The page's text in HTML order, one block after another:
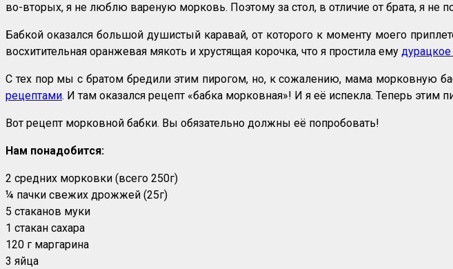
во-вторых, я не люблю вареную морковь. Поэтому за стол, в отличие от брата, я не
Бабкой оказался большой душистый каравай, от которого к моменту моего
восхитительная оранжевая мякоть и хрустящая корочка, что я простила ему
С тех пор мы с братом бредили этим пирогом, но, к сожалению, мама морковную
рецептами. И там оказался рецепт «бабка морковная»! И я её испекла. Теперь этим
Вот рецепт морковной бабки. Вы обязательно должны её попробовать!
Нам понадобится:
2 средних морковки (всего 250г)
¼ пачки свежих дрожжей (25г)
5 стаканов муки
1 стакан сахара
120 г маргарина
3 яйца